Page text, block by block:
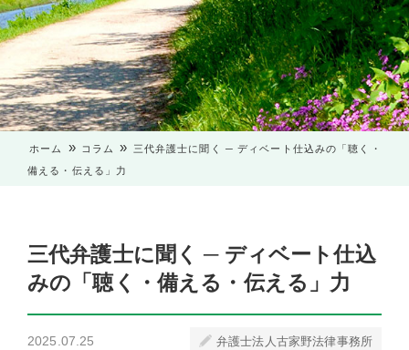
ホーム » コラム »
三代弁護士に聞く ─ ディベート仕込みの「聴く・
備える・伝える」力
三代弁護士に聞く ─ ディベート仕込
みの「聴く・備える・伝える」力
2025.07.25 弁護士法人古家野法律事務所